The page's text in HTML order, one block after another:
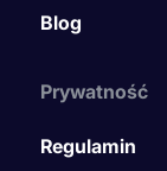
Blog
Prywatność
Regulamin